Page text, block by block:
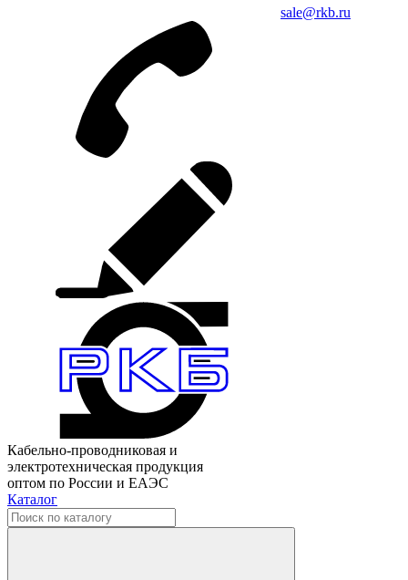
sale@rkb.ru
Кабельно-проводниковая и
электротехническая продукция
оптом по России и ЕАЭС
Каталог